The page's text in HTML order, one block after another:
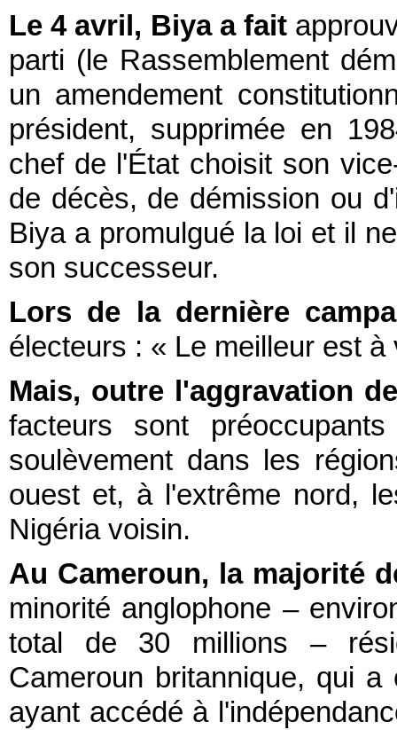
Le 4 avril, Biya a fait
parti (le Rassemblement
un amendement
président, supprimée en
chef de l'État choisit son
de décès, de démission ou
Biya a promulgué la loi et il
son successeur.
Lors de la dernière
électeurs : « Le meilleur est à
Mais, outre l'aggravation
facteurs sont
soulèvement dans les
ouest et, à l'extrême nord,
Nigéria voisin.
Au Cameroun, la majorité
minorité anglophone –
total de 30 millions –
Cameroun britannique, qui
ayant accédé à